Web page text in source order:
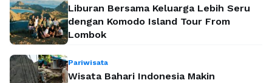
Liburan Bersama Keluarga Lebih Seru
dengan Komodo Island Tour From
Lombok
Pariwisata
Wisata Bahari Indonesia Makin